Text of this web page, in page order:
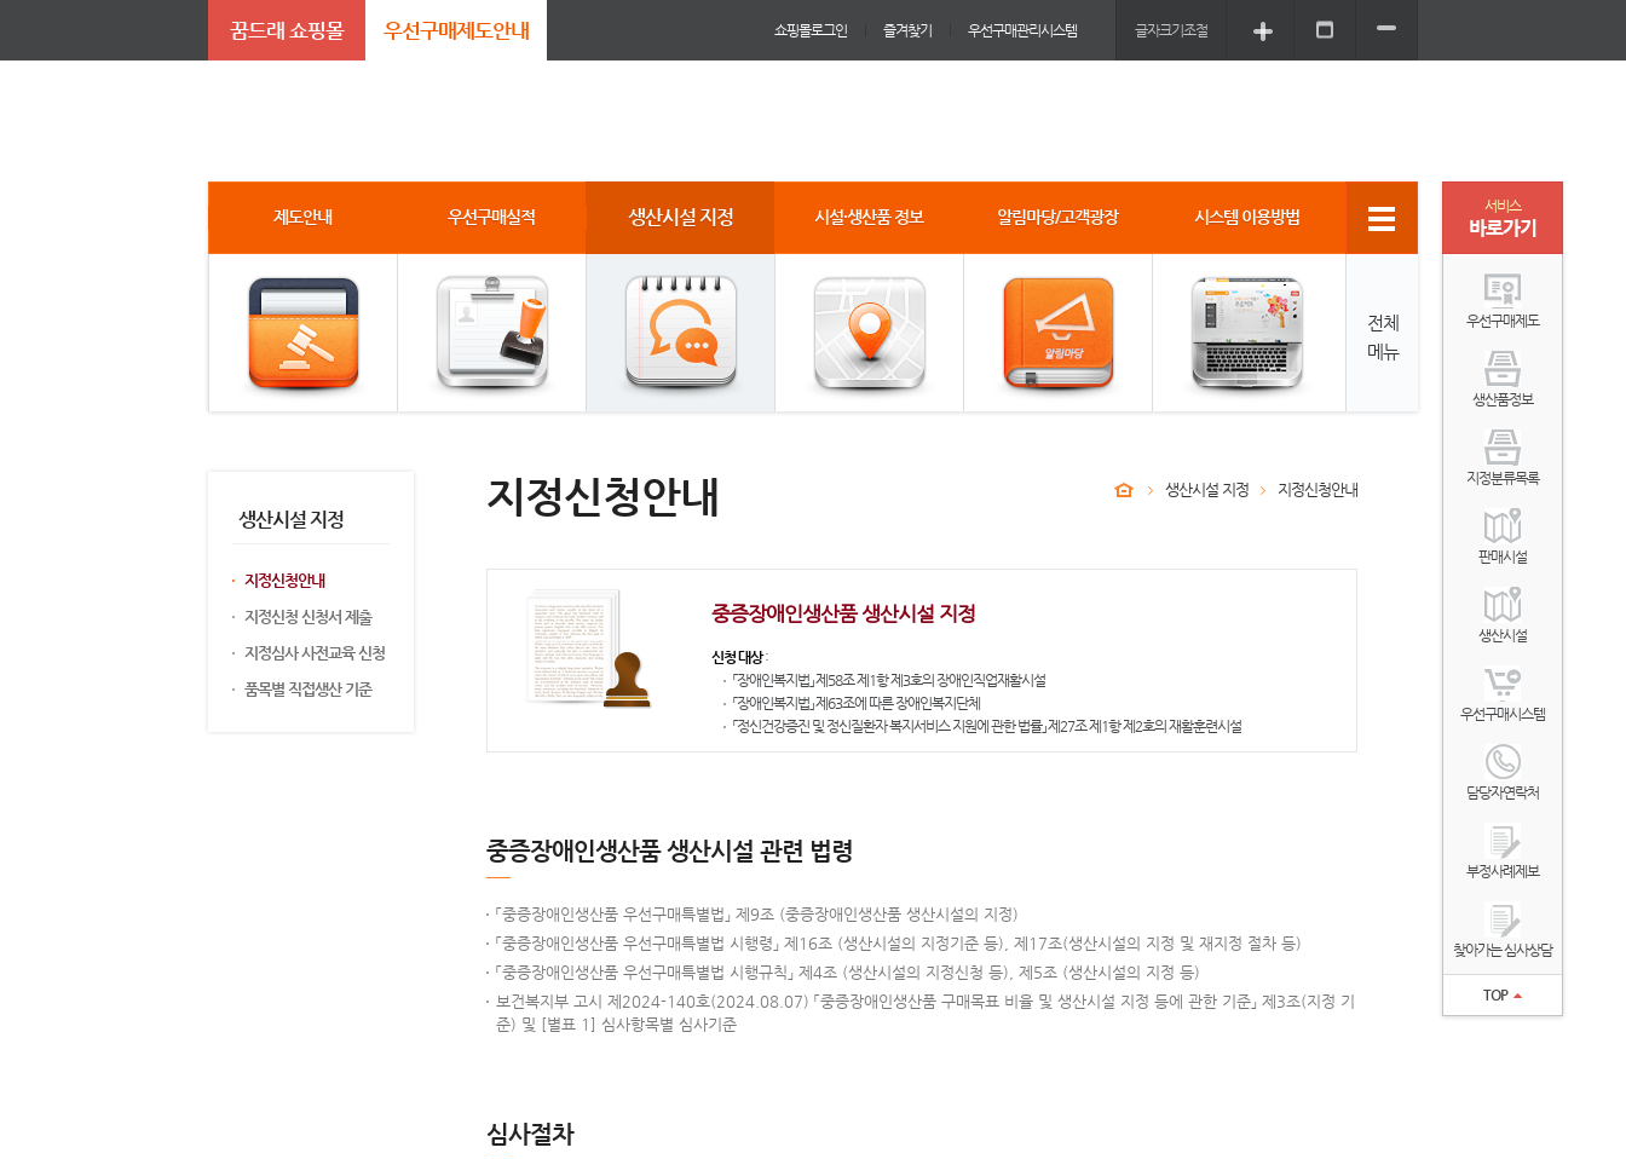
꿈드래 쇼핑몰 우선구매제도안내 쇼핑몰로그인 즐겨찾기 우선구매관리시스템 글자크기조절
제도안내 우선구매실적 생산시설 지정 시설·생산품 정보 알림마당/고객광장 시스템 이용방법
전체
메뉴
생산시설 지정
지정신청안내
지정신청 신청서 제출
지정심사 사전교육 신청
품목별 직접생산 기준
지정신청안내 생산시설 지정 지정신청안내
중증장애인생산품 생산시설 지정
신청 대상:
「장애인복지법」 제58조 제1항 제3호의 장애인직업재활시설
「장애인복지법」 제63조에 따른 장애인복지단체
「정신건강증진 및 정신질환자 복지서비스 지원에 관한 법률」 제27조 제1항 제2호의 재활훈련시설
중증장애인생산품 생산시설 관련 법령
「중증장애인생산품 우선구매특별법」 제9조 (중증장애인생산품 생산시설의 지정)
「중증장애인생산품 우선구매특별법 시행령」 제16조 (생산시설의 지정기준 등), 제17조(생산시설의 지정 및 재지정 절차 등)
「중증장애인생산품 우선구매특별법 시행규칙」 제4조 (생산시설의 지정신청 등), 제5조 (생산시설의 지정 등)
보건복지부 고시 제2024-140호(2024.08.07) 「중증장애인생산품 구매목표 비율 및 생산시설 지정 등에 관한 기준」 제3조(지정 기
준) 및 [별표 1] 심사항목별 심사기준
심사절차
서비스
바로가기
우선구매제도
생산품정보
지정분류목록
판매시설
생산시설
우선구매시스템
담당자연락처
부정사례제보
찾아가는 심사상담
TOP